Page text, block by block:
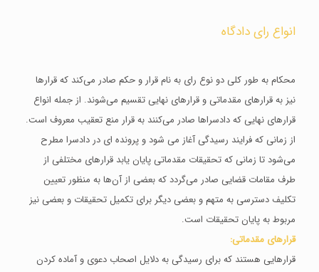
انواع رای دادگاه
محکام به طور کلی دو نوع رای به نام قرار و حکم صادر می‌کند که قرارها
نیز به قرارهای مقدماتی و قرارهای نهایی تقسیم می‌شوند. از جمله انواع
قرارهای نهایی که دادسراها صادر می‌کنند به قرار منع تعقیب معروف است.
از زمانی که فرایند رسیدگی آغاز می شود و پرونده ای در دادسرا مطرح
می‌شود تا زمانی که تحقیقات مقدماتی پایان یابد قرارهای مختلفی از
طرف مقامات قضایی صادر می‌گردد که بعضی از آن‌ها به منظور تعیین
تکلیف دسترسی به متهم و بعضی دیگر برای تکمیل تحقیقات و بعضی نیز
مربوط به پایان تحقیقات است.
قرارهای مقدماتی:
قرارهایی هستند که برای رسیدگی به دلایل اصحاب دعوی و آماده کردن